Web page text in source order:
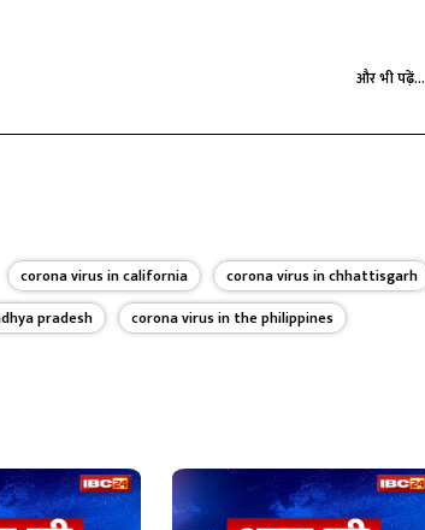
और भी पढ़ें...
corona virus in california
corona virus in chhattisgarh
pradesh
corona virus in the philippines